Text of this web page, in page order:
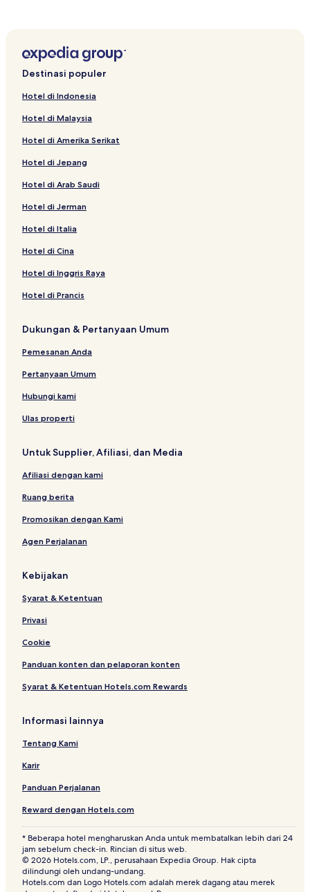
Destinasi populer
Hotel di Indonesia
Hotel di Malaysia
Hotel di Amerika Serikat
Hotel di Jepang
Hotel di Arab Saudi
Hotel di Jerman
Hotel di Italia
Hotel di Cina
Hotel di Inggris Raya
Hotel di Prancis
Dukungan & Pertanyaan Umum
Pemesanan Anda
Pertanyaan Umum
Hubungi kami
Ulas properti
Untuk Supplier, Afiliasi, dan Media
Afiliasi dengan kami
Ruang berita
Promosikan dengan Kami
Agen Perjalanan
Kebijakan
Syarat & Ketentuan
Privasi
Cookie
Panduan konten dan pelaporan konten
Syarat & Ketentuan Hotels.com Rewards
Informasi lainnya
Tentang Kami
Karir
Panduan Perjalanan
Reward dengan Hotels.com
* Beberapa hotel mengharuskan Anda untuk membatalkan lebih dari 24
jam sebelum check-in. Rincian di situs web.
© 2026 Hotels.com, LP., perusahaan Expedia Group. Hak cipta
dilindungi oleh undang-undang.
Hotels.com dan Logo Hotels.com adalah merek dagang atau merek